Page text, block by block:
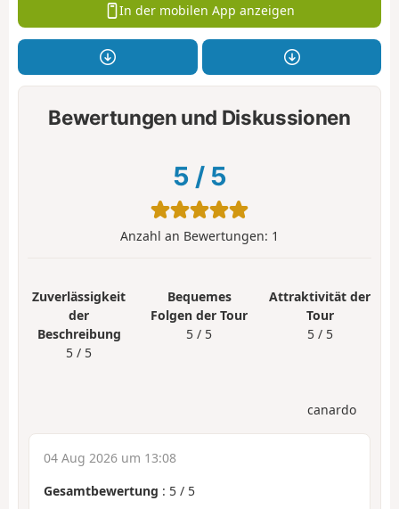
In der mobilen App anzeigen
Bewertungen und Diskussionen
5 / 5
Anzahl an Bewertungen: 1
Zuverlässigkeit
der
Beschreibung
5 / 5
Bequemes
Folgen der Tour
5 / 5
Attraktivität der
Tour
5 / 5
canardo
04 Aug 2026 um 13:08
Gesamtbewertung : 5 / 5